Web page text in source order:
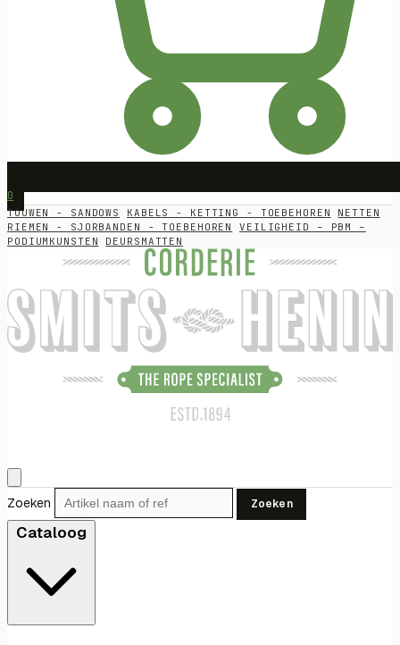
0
TOUWEN - SANDOWS KABELS - KETTING - TOEBEHOREN
NETTEN
RIEMEN - SJORBANDEN - TOEBEHOREN
VEILIGHEID – PBM –
PODIUMKUNSTEN
DEURSMATTEN
Zoeken Zoeken
Cataloog